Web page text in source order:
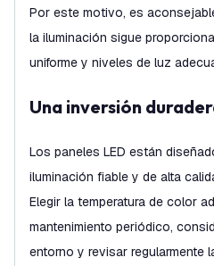
Por este motivo, es
la iluminación sigue
uniforme y niveles de luz
Una inversión
Los paneles LED están
iluminación fiable y de alta
Elegir la temperatura de color
mantenimiento periódico,
entorno y revisar regularmente